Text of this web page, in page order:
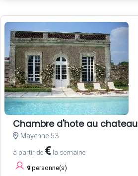
Chambre d'hote au chateau
Mayenne 53
à partir de € la semaine
9 personne(s)